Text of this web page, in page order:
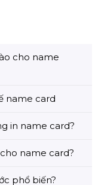
cho name
name card
in name card?
name card?
phổ biến?